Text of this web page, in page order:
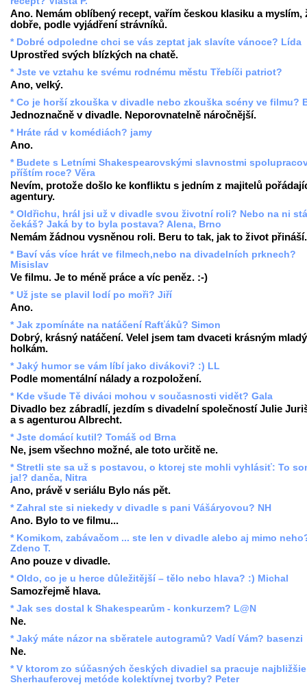
Ano. Nemám oblíbený recept, vařím českou klasiku a myslím,
dobře, podle vyjádření strávníků.
* Dobré odpoledne chci se vás zeptat jak slavíte vánoce? Lída
Uprostřed svých blízkých na chatě.
* Jste ve vztahu ke svému rodnému městu Třebíči patriot?
Ano, velký.
* Co je horší zkouška v divadle nebo zkouška scény ve filmu?
Jednoznačně v divadle. Neporovnatelně náročnější.
* Hráte rád v komédiách? jamy
Ano.
* Budete s Letními Shakespearovskými slavnostmi
příštím roce? Věra
Nevím, protože došlo ke konfliktu s jedním z majitelů
agentury.
* Oldřichu, hrál jsi už v divadle svou životní roli? Nebo na ni
čekáš? Jaká by to byla postava? Alena, Brno
Nemám žádnou vysněnou roli. Beru to tak, jak to život přináší.
* Baví vás více hrát ve filmech,nebo na divadelních prknech?
Misislav
Ve filmu. Je to méně práce a víc peněz. :-)
* Už jste se plavil lodí po moři? Jiří
Ano.
* Jak zpomínáte na natáčení Rafťáků? Simon
Dobrý, krásný natáčení. Velel jsem tam dvaceti krásným
holkám.
* Jaký humor se vám líbí jako divákovi? :) LL
Podle momentální nálady a rozpoložení.
* Kde všude Tě diváci mohou v současnosti vidět? Gala
Divadlo bez zábradlí, jezdím s divadelní společností Julie
a s agenturou Albrecht.
* Jste domácí kutil? Tomáš od Brna
Ne, jsem všechno možné, ale toto určitě ne.
* Stretli ste sa už s postavou, o ktorej ste mohli vyhlásiť: To
ja!? danča, Nitra
Ano, právě v seriálu Bylo nás pět.
* Zahral ste si niekedy v divadle s pani Vášáryovou? NH
Ano. Bylo to ve filmu...
* Komikom, zabávačom ... ste len v divadle alebo aj mimo
Zdeno T.
Ano pouze v divadle.
* Oldo, co je u herce důležitější – tělo nebo hlava? :) Michal
Samozřejmě hlava.
* Jak ses dostal k Shakespearům - konkurzem? L@N
Ne.
* Jaký máte názor na sběratele autogramů? Vadí Vám? basenzi
Ne.
* V ktorom zo súčasných českých divadiel sa pracuje
Sherhauferovej metóde kolektívnej tvorby? Peter